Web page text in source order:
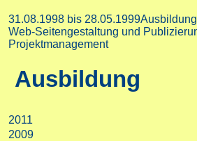
31.08.1998 bis 28.05.1999
Web-Seitengestaltung und
Projektmanagement
Ausbildung
2011
2009